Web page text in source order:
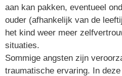
aan kan pakken, eventueel
ouder (afhankelijk van de
het kind weer meer
situaties.
Sommige angsten zijn
traumatische ervaring. In